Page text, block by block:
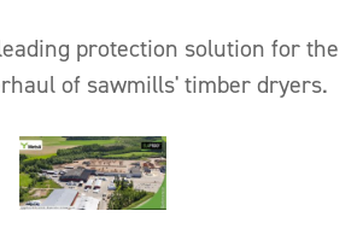
protection solution for the
of sawmills' timber dryers.